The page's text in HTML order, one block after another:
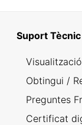
Suport Tècnic
Obtingui /
Preguntes
Certificat